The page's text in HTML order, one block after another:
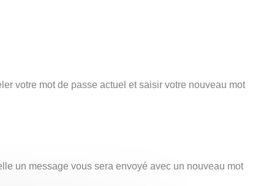
votre mot de passe actuel et saisir votre nouveau mot
un message vous sera envoyé avec un nouveau mot